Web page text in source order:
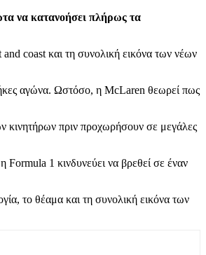
να κατανοήσει πλήρως τα
and coast και τη συνολική εικόνα των νέων
αγώνα. Ωστόσο, η McLaren θεωρεί πως
κινητήρων πριν προχωρήσουν σε μεγάλες
Formula 1 κινδυνεύει να βρεθεί σε έναν
το θέαμα και τη συνολική εικόνα των